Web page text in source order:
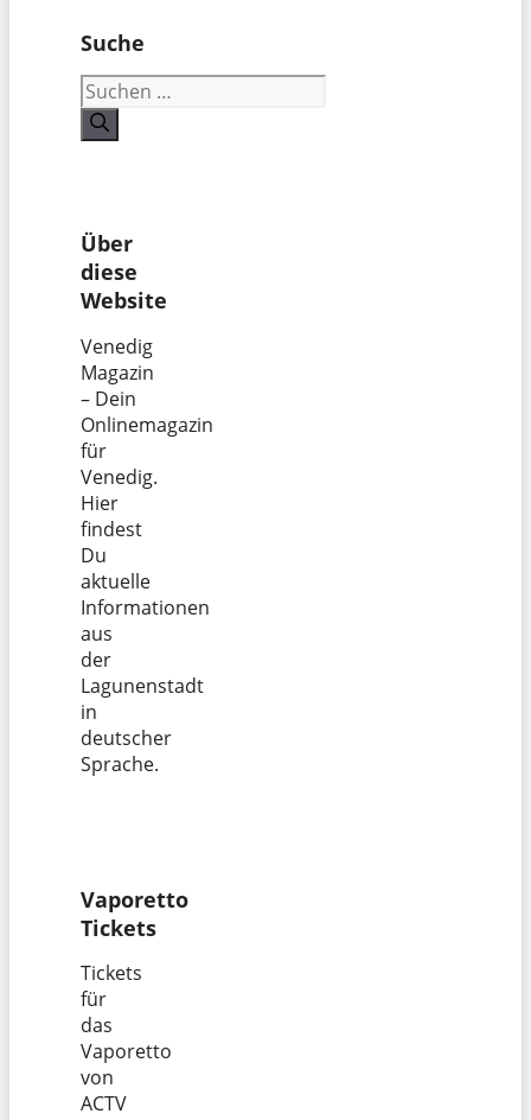
Suche
Suchen
nach:
Über
diese
Website
Venedig
Magazin
– Dein
Onlinemagazin
für
Venedig.
Hier
findest
Du
aktuelle
Informationen
aus
der
Lagunenstadt
in
deutscher
Sprache.
Vaporetto
Tickets
Tickets
für
das
Vaporetto
von
ACTV